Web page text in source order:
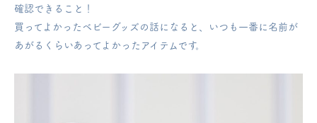
確認できること！
買ってよかったベビーグッズの話になると、いつも一番に名前が
あがるくらいあってよかったアイテムです。